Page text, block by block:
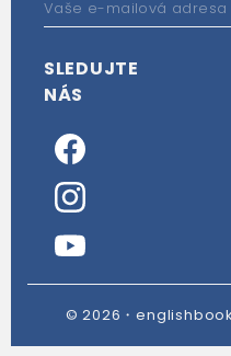
SLEDUJTE
NÁS
© 2026・